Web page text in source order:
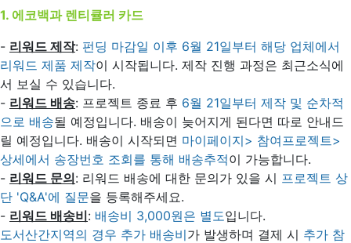
1. 에코백과 렌티큘러 카드
- 리워드 제작: 펀딩 마감일 이후 6월 21일부터 해당 업체에서
리워드 제품 제작이 시작됩니다. 제작 진행 과정은 최근소식에
서 보실 수 있습니다.
- 리워드 배송: 프로젝트 종료 후 6월 21일부터 제작 및 순차적
으로 배송될 예정입니다. 배송이 늦어지게 된다면 따로 안내드
릴 예정입니다. 배송이 시작되면 마이페이지> 참여프로젝트>
상세에서 송장번호 조회를 통해 배송추적이 가능합니다.
- 리워드 문의: 리워드 배송에 대한 문의가 있을 시 프로젝트 상
단 'Q&A'에 질문을 등록해주세요.
- 리워드 배송비: 배송비 3,000원은 별도입니다.
도서산간지역의 경우 추가 배송비가 발생하며 결제 시 추가 참